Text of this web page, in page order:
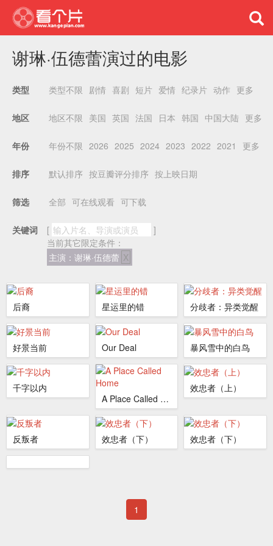
谢琳·伍德蕾演过的电影
类型 类型不限 剧情 喜剧 短片 爱情 纪录片 动作 更多
地区 地区不限 美国 英国 法国 日本 韩国 中国大陆 更多
年份 年份不限 2026 2025 2024 2023 2022 2021 更多
排序 默认排序 按豆瓣评分排序 按上映日期
筛选 全部 可在线观看 可下载
关键词 [
]
当前其它限定条件：
主演：谢琳·伍德蕾 X
后裔 星运里的错 分歧者：异类觉醒
好景当前 Our Deal 暴风雪中的白鸟
千字以内
A Place Called Home
效忠者（上）
反叛者 效忠者（下） 效忠者（下）
1